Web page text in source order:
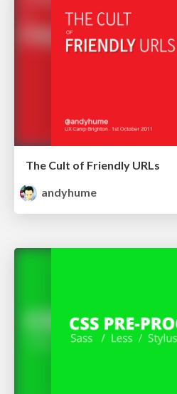
The Cult of Friendly URLs
andyhume